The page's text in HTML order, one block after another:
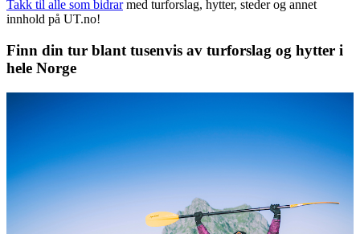
Takk til alle som bidrar med turforslag, hytter, steder og annet
innhold på UT.no!
Finn din tur blant tusenvis av turforslag og hytter i
hele Norge